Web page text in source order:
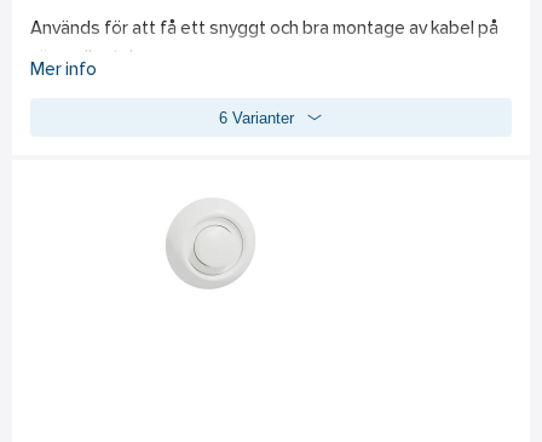
Används för att få ett snyggt och bra montage av kabel på
vägg eller tak.
Mer info
6 Varianter